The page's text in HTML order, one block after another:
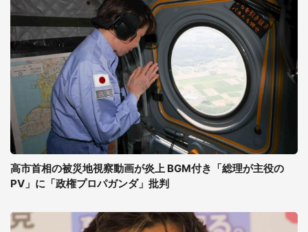
高市首相の被災地視察動画が炎上 BGM付き「総理が主役の
PV」に「政権プロパガンダ」批判